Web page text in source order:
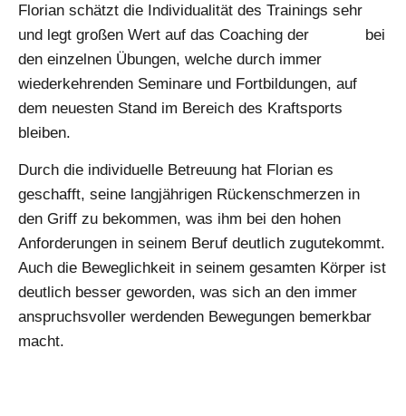
Florian schätzt die Individualität des Trainings sehr
und legt großen Wert auf das Coaching der
bei
den einzelnen Übungen, welche durch immer
wiederkehrenden Seminare und Fortbildungen, auf
dem neuesten Stand im Bereich des Kraftsports
bleiben.
Durch die individuelle Betreuung hat Florian es
geschafft, seine langjährigen Rückenschmerzen in
den Griff zu bekommen, was ihm bei den hohen
Anforderungen in seinem Beruf deutlich zugutekommt.
Auch die Beweglichkeit in seinem gesamten Körper ist
deutlich besser geworden, was sich an den immer
anspruchsvoller werdenden Bewegungen bemerkbar
macht.